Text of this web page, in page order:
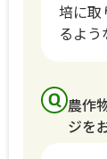
培に取
るよう
農作
ジを